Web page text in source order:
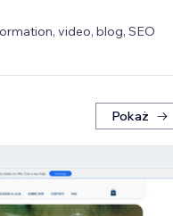
video, blog, SEO
Pokaż